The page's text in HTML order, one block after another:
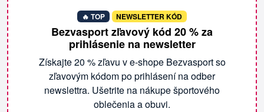
🔥 TOP NEWSLETTER KÓD
Bezvasport zľavový kód 20 % za
prihlásenie na newsletter
Získajte 20 % zľavu v e-shope Bezvasport so
zľavovým kódom po prihlásení na odber
newslettra. Ušetrite na nákupe športového
oblečenia a obuvi.